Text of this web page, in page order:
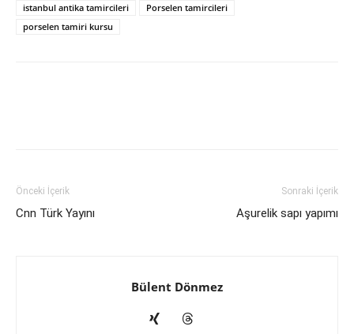
istanbul antika tamircileri
Porselen tamircileri
porselen tamiri kursu
Önceki İçerik
Cnn Türk Yayını
Sonraki İçerik
Aşurelik sapı yapımı
Bülent Dönmez